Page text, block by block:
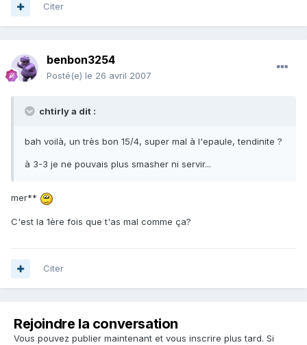
Citer
benbon3254
Posté(e) le 26 avril 2007
chtirly a dit :
bah voilà, un très bon 15/4, super mal à l'epaule, tendinite ?
à 3-3 je ne pouvais plus smasher ni servir...
mer**
C'est la 1ère fois que t'as mal comme ça?
Citer
Rejoindre la conversation
Vous pouvez publier maintenant et vous inscrire plus tard. Si